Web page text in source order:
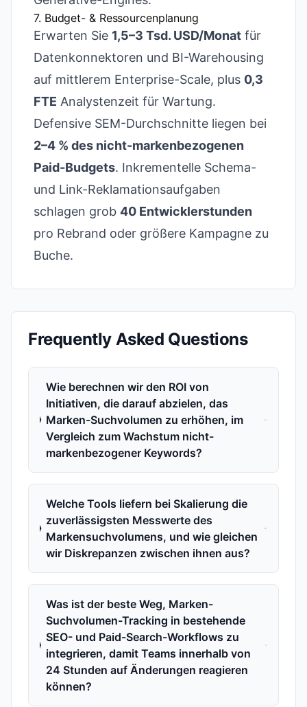
7. Budget- & Ressourcenplanung
Erwarten Sie 1,5–3 Tsd. USD/Monat für
Datenkonnektoren und BI-Warehousing
auf mittlerem Enterprise-Scale, plus 0,3
FTE Analystenzeit für Wartung.
Defensive SEM-Durchschnitte liegen bei
2–4 % des nicht-markenbezogenen
Paid-Budgets. Inkrementelle Schema-
und Link-Reklamationsaufgaben
schlagen grob 40 Entwicklerstunden
pro Rebrand oder größere Kampagne zu
Buche.
Frequently Asked Questions
Wie berechnen wir den ROI von
Initiativen, die darauf abzielen, das
Marken-Suchvolumen zu erhöhen, im
Vergleich zum Wachstum nicht-
markenbezogener Keywords?
Welche Tools liefern bei Skalierung die
zuverlässigsten Messwerte des
Markensuchvolumens, und wie gleichen
wir Diskrepanzen zwischen ihnen aus?
Was ist der beste Weg, Marken-
Suchvolumen-Tracking in bestehende
SEO- und Paid-Search-Workflows zu
integrieren, damit Teams innerhalb von
24 Stunden auf Änderungen reagieren
können?